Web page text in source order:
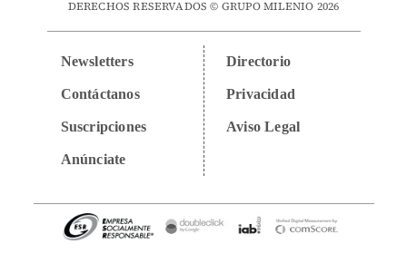
DERECHOS RESERVADOS © GRUPO MILENIO 2026
Newsletters
Contáctanos
Suscripciones
Anúnciate
Directorio
Privacidad
Aviso Legal